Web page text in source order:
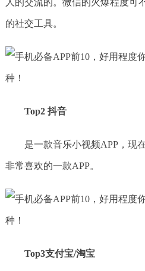
人的交流的。微信的火爆程度可
的社交工具。
Top2 抖音
是一款音乐小视频APP，现
非常喜欢的一款APP。
Top3支付宝/淘宝